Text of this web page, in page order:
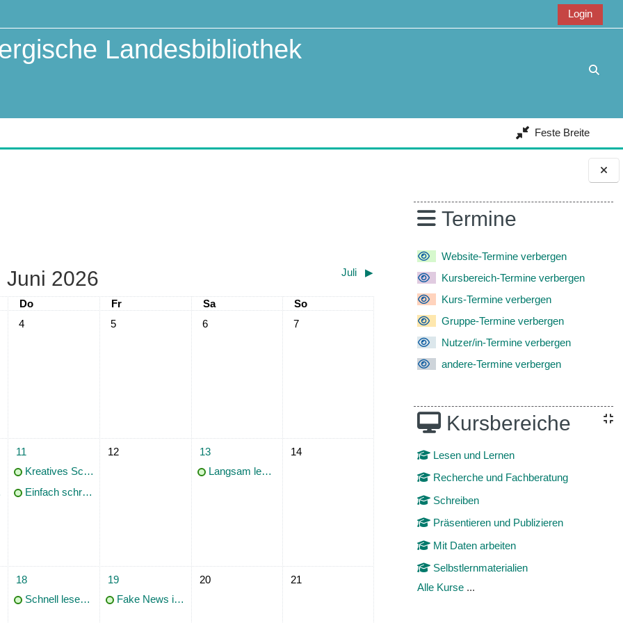
BlöckeTermine
Website-Termine verbergen
Kursbereich-Termine verbergen
Kurs-Termine verbergen
Gruppe-Termine verbergen
Nutzer/in-Termine verbergen
andere-Termine verbergen
Kursbereiche
Lesen und Lernen
Recherche und Fachberatung
Schreiben
Präsentieren und Publizieren
Mit Daten arbeiten
Selbstlernmaterialien
Alle Kurse ...
Login
Landesbibliothek
Feste Breite
Juni 2026 Juli ▶︎
Donnerstag
Do Freitag
Fr Samstag
Sa Sonntag
So
3. Juni
Keine Termine, Donnerstag, 4. Juni
4 Keine Termine, Freitag, 5. Juni
5 Keine Termine, Samstag, 6. Juni
6 Keine Termine, Sonntag, 7. Juni
7
10. Juni
2 Termine, Donnerstag, 11. Juni
11
Kreatives Schreiben mit KI - ChatGPT für Einsteiger
Einfach schreiben! Gelingende Kommunikation in verständlicher Sprache
Keine Termine, Freitag, 12. Juni
12 1 Termin, Samstag, 13. Juni
13
Langsam lesen! Geistes- und sozialwissenschaftliche Texte gründlich und vertieft erfassen
Keine Termine, Sonntag, 14. Juni
14
17. Juni
1 Termin, Donnerstag, 18. Juni
18
Schnell lesen! Geistes- und sozialwissenschaftliche Texte rasch und effizient erfassen
1 Termin, Freitag, 19. Juni
19
Fake News in den Wissenschaften
Keine Termine, Samstag, 20. Juni
20 Keine Termine, Sonntag, 21. Juni
21